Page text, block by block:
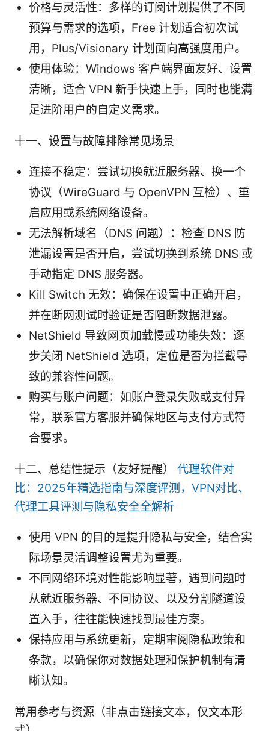
价格与灵活性：多样的订阅计划提供了不同
预算与需求的选项，Free 计划适合初次试
用，Plus/Visionary 计划面向高强度用户。
使用体验：Windows 客户端界面友好、设置
清晰，适合 VPN 新手快速上手，同时也能满
足进阶用户的自定义需求。
十一、设置与故障排除常见场景
连接不稳定：尝试切换就近服务器、换一个
协议（WireGuard 与 OpenVPN 互检）、重
启应用或系统网络设备。
无法解析域名（DNS 问题）：检查 DNS 防
泄漏设置是否开启，尝试切换到系统 DNS 或
手动指定 DNS 服务器。
Kill Switch 无效：确保在设置中正确开启，
并在断网测试时验证是否阻断数据泄露。
NetShield 导致网页加载慢或功能失效：逐
步关闭 NetShield 选项，定位是否为拦截导
致的兼容性问题。
购买与账户问题：如账户登录失败或支付异
常，联系官方客服并确保地区与支付方式符
合要求。
十二、总结性提示（友好提醒） 代理软件对
比：2025年精选指南与深度评测，VPN对比、
代理工具评测与隐私安全全解析
使用 VPN 的目的是提升隐私与安全，结合实
际场景灵活调整设置尤为重要。
不同网络环境对性能影响显著，遇到问题时
从就近服务器、不同协议、以及分割隧道设
置入手，往往能快速找到最佳方案。
保持应用与系统更新，定期审阅隐私政策和
条款，以确保你对数据处理和保护机制有清
晰认知。
常用参考与资源（非点击链接文本，仅文本形